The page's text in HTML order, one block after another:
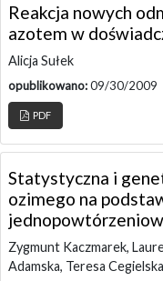
Reakcja nowych
azotem w
Alicja Sułek
opublikowano:09/30/2009
PDF
Statystyczna i
ozimego na
Zygmunt Kaczmarek,
Adamska, Teresa